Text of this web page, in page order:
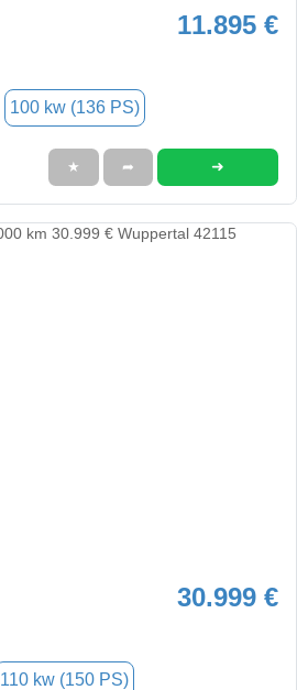
11.895 €
100 kw (136 PS)
★ ➦ ➜
30.999 €
110 kw (150 PS)